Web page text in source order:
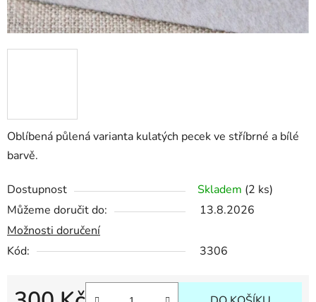
Oblíbená půlená varianta kulatých pecek ve stříbrné a bílé
barvě.
Dostupnost Skladem (2 ks)
Můžeme doručit do:
13.8.2026
Možnosti doručení
Kód:
3306